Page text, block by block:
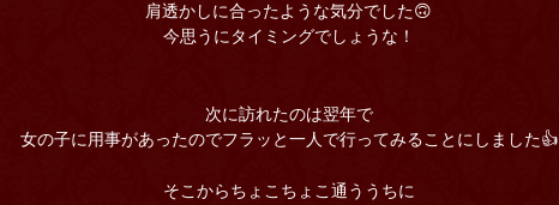
肩透かしに合ったような気分でした🙃
今思うにタイミングでしょうな！
次に訪れたのは翌年で
女の子に用事があったのでフラッと一人で行ってみることにしました👍
そこからちょこちょこ通ううちに